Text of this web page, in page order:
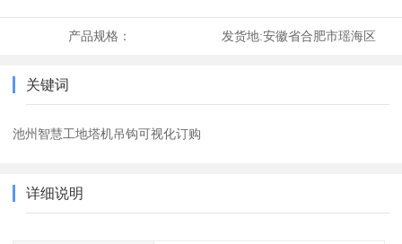
产品规格： 发货地:安徽省合肥市瑶海区
关键词
池州智慧工地塔机吊钩可视化订购
详细说明